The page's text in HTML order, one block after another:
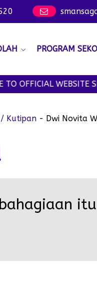
PROGRAM
OFFICIAL WEBSITE
Kutipan- Dwi Novita
itu